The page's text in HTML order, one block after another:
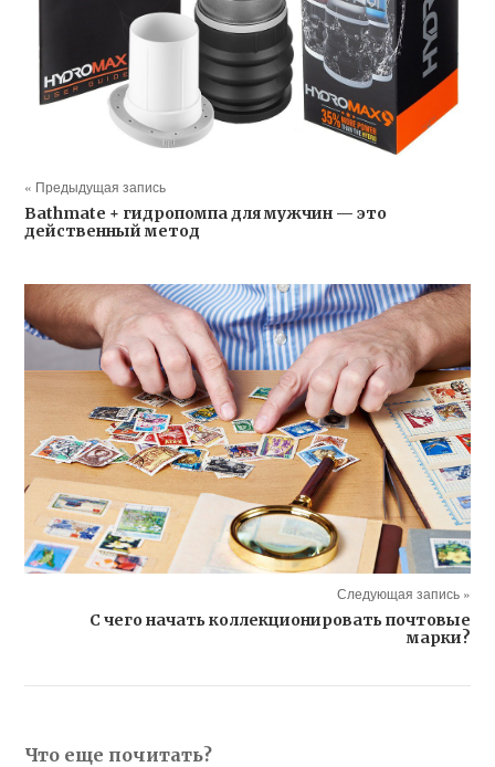
« Предыдущая запись
Bathmate + гидропомпа для мужчин — это
действенный метод
Следующая запись »
С чего начать коллекционировать почтовые
марки?
Что еще почитать?